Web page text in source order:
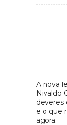
A nova
Nivaldo
deveres
e o que
agora.